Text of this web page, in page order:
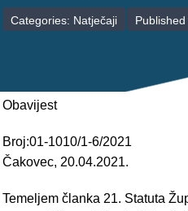
POLIKLINIKE
JEDINICE NEZDRAVSTVENIH
Categories: Natječaji
Obavijest
Broj:01-1010/1-6/2021
Čakovec, 20.04.2021.
Temeljem članka 21. Statuta